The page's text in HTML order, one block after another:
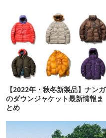
【2022年・秋冬新製品】ナンガ
のダウンジャケット最新情報ま
とめ